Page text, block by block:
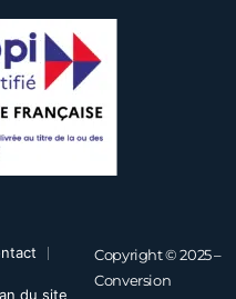
du site
Copyright © 2025 –
Conversion